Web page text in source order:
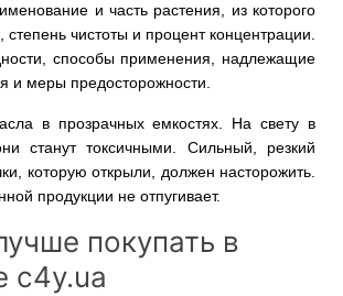
и часть растения, из которого
чистоты и процент концентрации.
способы применения, надлежащие
и меры предосторожности.
в прозрачных емкостях. На свету в
станут токсичными. Сильный, резкий
которую открыли, должен насторожить.
продукции не отпугивает.
покупать в
c4y.ua